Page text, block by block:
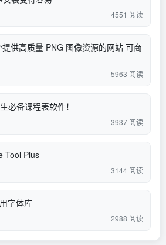
4551 阅读
供高质量 PNG 图像资源的网站 可商
5963 阅读
必备课程表软件！
3937 阅读
Tool Plus
3144 阅读
字体库
2988 阅读